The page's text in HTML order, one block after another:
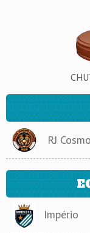
RJ
Império